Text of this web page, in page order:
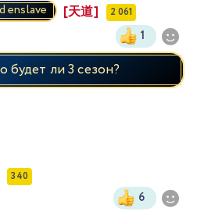
enslave [天道] 2 061
1
будет ли 3 сезон?
340
6